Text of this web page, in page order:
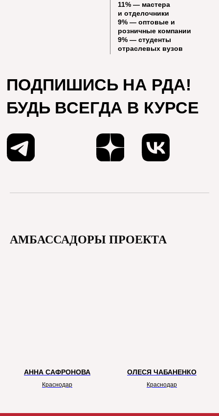
11% — мастера
и отделочники
9% — оптовые и
розничные компании
9% — студенты
отраслевых вузов
АМБАССАДОРЫ ПРОЕКТА
АННА САФРОНОВА
Краснодар
ОЛЕСЯ ЧАБАНЕНКО
Краснодар